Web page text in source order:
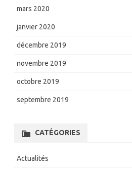
mars 2020
janvier 2020
décembre 2019
novembre 2019
octobre 2019
septembre 2019
CATÉGORIES
Actualités